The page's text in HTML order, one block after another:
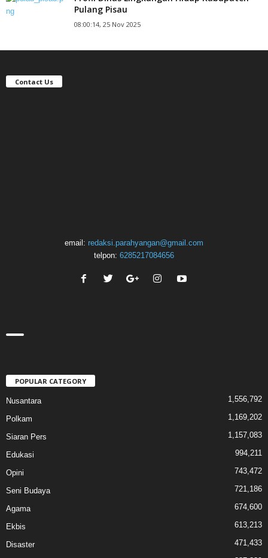
Pulang Pisau
08:00:14, 25 Nov 2025
Contact Us
email: redaksi.parahyangan@gmail.com
telpon: 6285217084656
POPULAR CATEGORY
Nusantara 1,556,792
Polkam 1,169,202
Siaran Pers 1,157,083
Edukasi 994,211
Opini 743,472
Seni Budaya 721,186
Agama 674,600
Ekbis 613,213
Disaster 471,433